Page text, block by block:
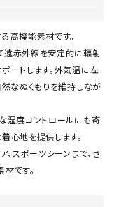
高機能素材です。
遠赤外線を安定的に輻射
ートします。外気温に左
然なぬくもりを維持しなが
湿度コントロールにも寄
心地を提供します。
、スポーツシーンまで、さ
です。